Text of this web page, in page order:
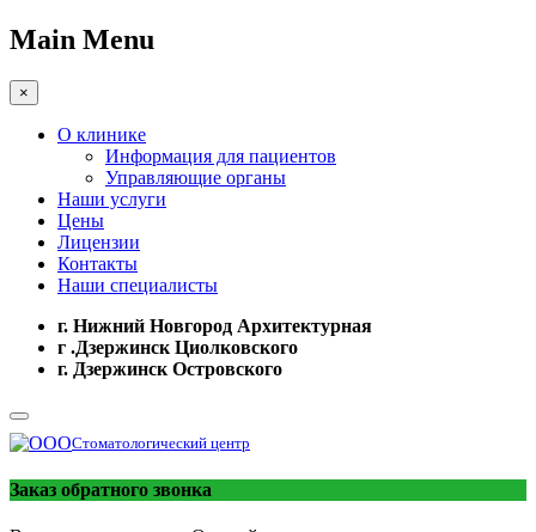
Main Menu
×
О клинике
Информация для пациентов
Управляющие органы
Наши услуги
Цены
Лицензии
Контакты
Наши специалисты
г. Нижний Новгород Архитектурная
г .Дзержинск Циолковского
г. Дзержинск Островского
Стоматологический центр
Заказ обратного звонка